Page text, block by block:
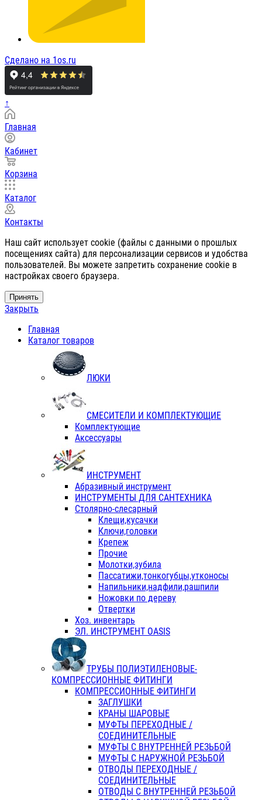
Сделано на 1os.ru
↑
Главная
Кабинет
Корзина
Каталог
Контакты
Наш сайт использует cookie (файлы с данными о прошлых
посещениях сайта) для персонализации сервисов и удобства
пользователей. Вы можете запретить сохранение cookie в
настройках своего браузера.
Принять
Закрыть
Главная
Каталог товаров
ЛЮКИ
СМЕСИТЕЛИ И КОМПЛЕКТУЮЩИЕ
Комплектующие
Аксессуары
ИНСТРУМЕНТ
Абразивный инструмент
ИНСТРУМЕНТЫ ДЛЯ САНТЕХНИКА
Столярно-слесарный
Клещи,кусачки
Ключи,головки
Крепеж
Прочие
Молотки,зубила
Пассатижи,тонкогубцы,утконосы
Напильники,надфили,рашпили
Ножовки по дереву
Отвертки
Хоз. инвентарь
ЭЛ. ИНСТРУМЕНТ OASIS
ТРУБЫ ПОЛИЭТИЛЕНОВЫЕ-
КОМПРЕССИОННЫЕ ФИТИНГИ
КОМПРЕССИОННЫЕ ФИТИНГИ
ЗАГЛУШКИ
КРАНЫ ШАРОВЫЕ
МУФТЫ ПЕРЕХОДНЫЕ /
СОЕДИНИТЕЛЬНЫЕ
МУФТЫ С ВНУТРЕННЕЙ РЕЗЬБОЙ
МУФТЫ С НАРУЖНОЙ РЕЗЬБОЙ
ОТВОДЫ ПЕРЕХОДНЫЕ /
СОЕДИНИТЕЛЬНЫЕ
ОТВОДЫ С ВНУТРЕННЕЙ РЕЗЬБОЙ